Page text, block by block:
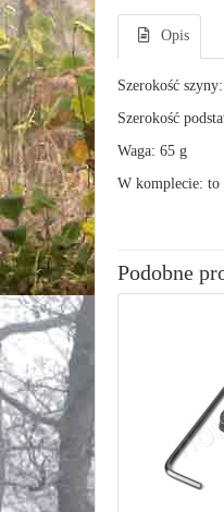
Opis
Szerokość
Szerokość
Waga: 65 g
W komplecie: to
Podobne